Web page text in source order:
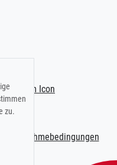
Teilnahmebedingungen
zu.